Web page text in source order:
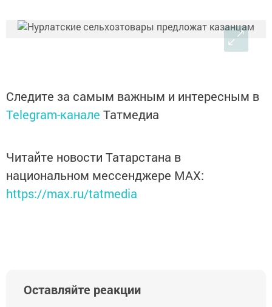
Следите за самым важным и интересным в
Telegram-канале Татмедиа
Читайте новости Татарстана в
национальном мессенджере MАХ:
https://max.ru/tatmedia
Оставляйте реакции